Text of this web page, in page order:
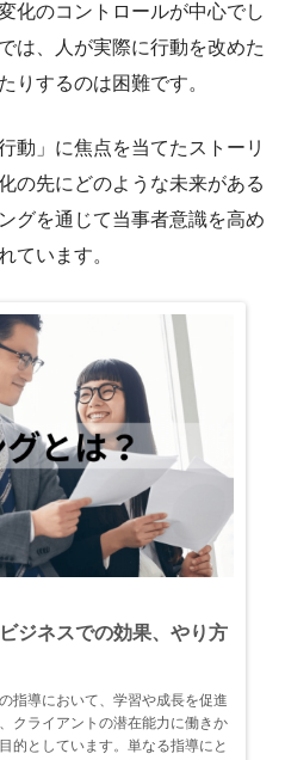
化のコントロールが中心でし
は、人が実際に行動を改めた
りするのは困難です。
動」に焦点を当てたストーリ
の先にどのような未来がある
グを通じて当事者意識を高め
ています。
ジネスでの効果、やり方
指導において、学習や成長を促進
クライアントの潜在能力に働きか
的としています。単なる指導にと